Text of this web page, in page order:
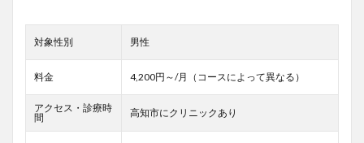
対象性別 男性
料金 4,200円～/月（コースによって異なる）
アクセス・診療時
間
高知市にクリニックあり